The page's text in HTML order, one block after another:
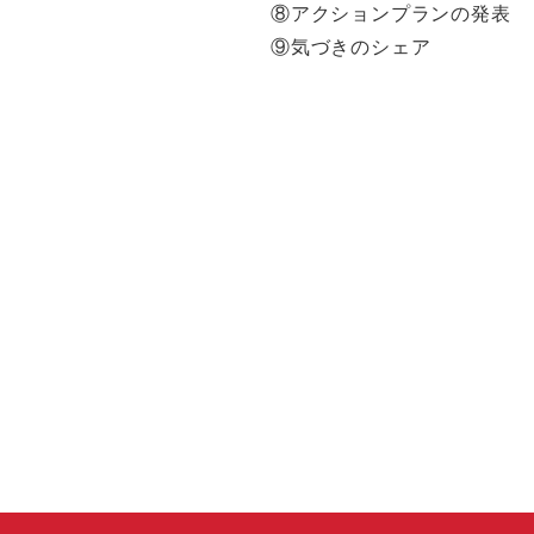
⑧アクションプランの発表
⑨気づきのシェア